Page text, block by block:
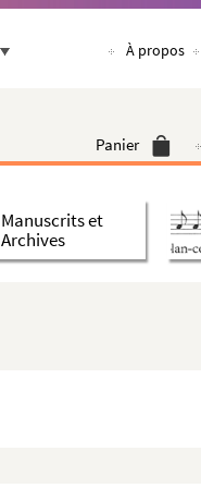
À propos
Panier
Manuscrits et
Archives